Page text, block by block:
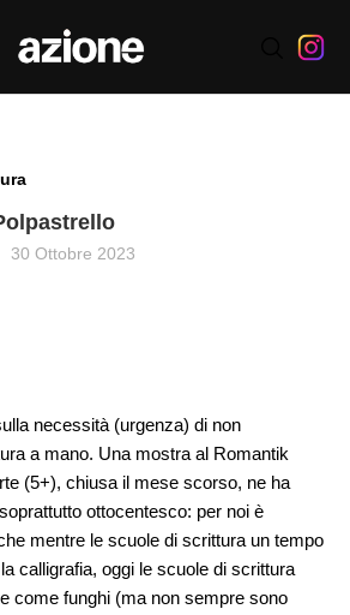
30 Ottobre 2023
necessità (urgenza) di non
a mano. Una mostra al Romantik
(5+), chiusa il mese scorso, ne ha
ottocentesco: per noi è
mentre le scuole di scrittura un tempo
calligrafia, oggi le scuole di scrittura
come funghi (ma non sempre sono